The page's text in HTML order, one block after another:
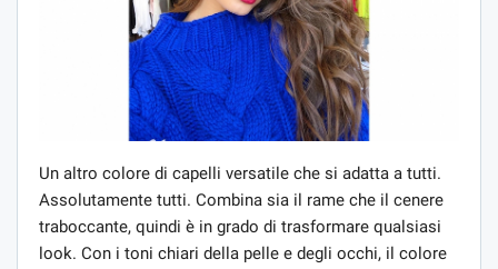
Un altro colore di capelli versatile che si adatta a tutti.
Assolutamente tutti. Combina sia il rame che il cenere
traboccante, quindi è in grado di trasformare qualsiasi
look. Con i toni chiari della pelle e degli occhi, il colore